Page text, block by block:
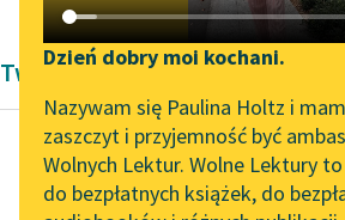
Katalog DAISY
Podkasty o książkach
Aktualności
„Prokurator Alicja Horn”
do słuchania
Mapa
Dzień dobry moi kochani.
Nazywam się Paulina Holtz i
zaszczyt i przyjemność być
Wolnych Lektur. Wolne Lektury
do bezpłatnych książek, do
Twórczość dramatyczna
Adolf